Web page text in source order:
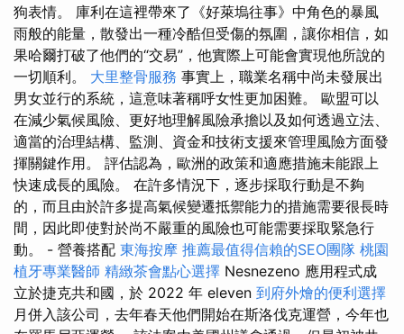
狗表情。 庫利在這裡帶來了《好萊塢往事》中角色的暴風
雨般的能量，散發出一種冷酷但受傷的氛圍，讓你相信，如
果哈爾打破了他們的“交易”，他實際上可能會實現他所說的
一切順利。 大里整骨服務 事實上，職業名稱中尚未發展出
男女並行的系統，這意味著稱呼女性更加困難。 歐盟可以
在減少氣候風險、更好地理解風險承擔以及如何透過立法、
適當的治理結構、監測、資金和技術支援來管理風險方面發
揮關鍵作用。 評估認為，歐洲的政策和適應措施未能跟上
快速成長的風險。 在許多情況下，逐步採取行動是不夠
的，而且由於許多提高氣候變遷抵禦能力的措施需要很長時
間，因此即使對於尚不嚴重的風險也可能需要採取緊急行
動。 - 營養搭配 東海按摩 推薦最值得信賴的SEO團隊 桃園
植牙專業醫師 精緻茶會點心選擇 Nesnezeno 應用程式成
立於捷克共和國，於 2022 年 eleven 到府外燴的便利選擇
月併入該公司，去年春天他們開始在斯洛伐克運營，今年也